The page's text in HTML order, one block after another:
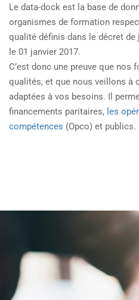
Le data-dock est la base de
organismes de formation
qualité définis dans le décret de
le 01 janvier 2017.
C’est donc une preuve que
qualités, et que nous veillons à
adaptées à vos besoins. Il
financements paritaires, les
compétences (Opco) et publics.